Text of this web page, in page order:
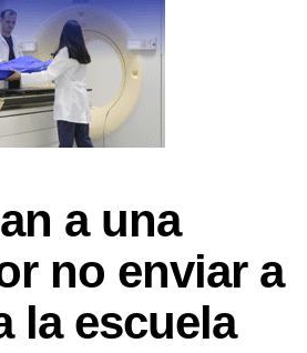
a una
no enviar a
la escuela